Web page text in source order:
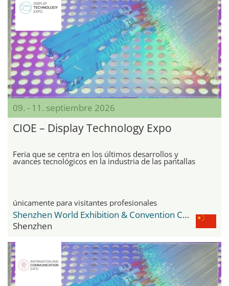
09. - 11. septiembre 2026
CIOE – Display Technology Expo
Feria que se centra en los últimos desarrollos y
avances tecnológicos en la industria de las pantallas
únicamente para visitantes profesionales
Shenzhen World Exhibition & Convention Center
Shenzhen